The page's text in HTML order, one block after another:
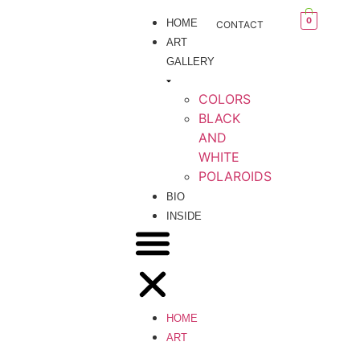
HOME
ART
GALLERY
COLORS
BLACK
AND
WHITE
POLAROIDS
BIO
INSIDE
HOME
ART
CONTACT 0